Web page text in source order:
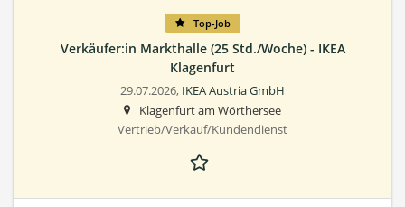
Top-Job
Verkäufer:in Markthalle (25 Std./Woche) - IKEA
Klagenfurt
29.07.2026, IKEA Austria GmbH
Klagenfurt am Wörthersee
Vertrieb/Verkauf/Kundendienst